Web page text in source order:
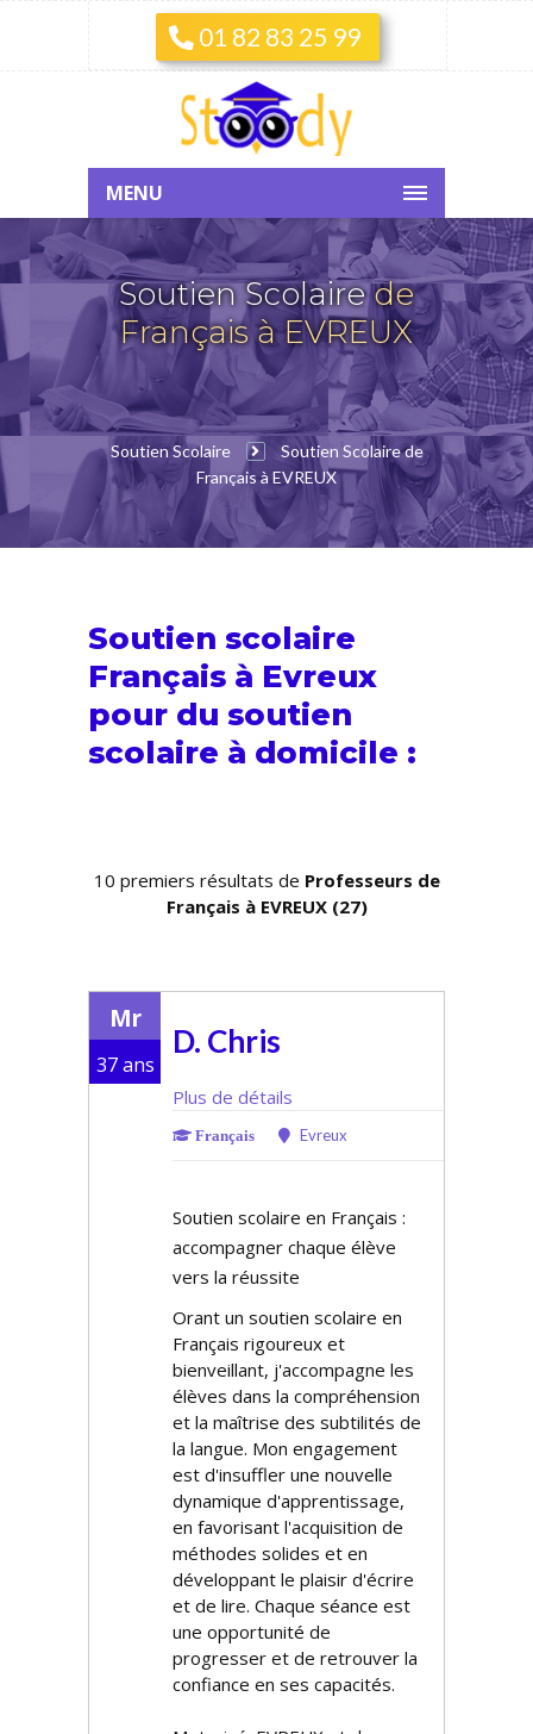
01 82 83 25 99
MENU
Soutien Scolairede
Français à EVREUX
Soutien Scolaire
Soutien Scolaire de
Français à EVREUX
Soutien scolaire
Français à Evreux
pour du soutien
scolaire à domicile :
10 premiers résultats de Professeurs de
Français à EVREUX (27)
Mr
37 ans
D. Chris
Plus de détails
Français Evreux
Soutien scolaire en Français :
accompagner chaque élève
vers la réussite
Offrant un soutien scolaire en
Français rigoureux et
bienveillant, j'accompagne les
élèves dans la compréhension
et la maîtrise des subtilités de
la langue. Mon engagement
est d'insuffler une nouvelle
dynamique d'apprentissage,
en favorisant l'acquisition de
méthodes solides et en
développant le plaisir d'écrire
et de lire. Chaque séance est
une opportunité de
progresser et de retrouver la
confiance en ses capacités.